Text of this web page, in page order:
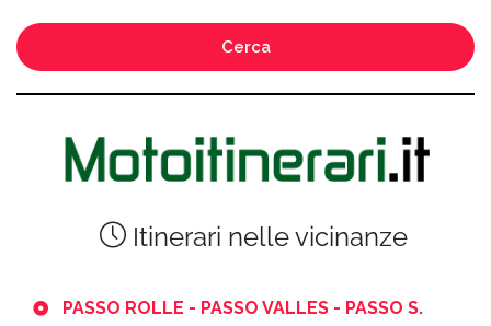
Cerca
Itinerari nelle vicinanze
PASSO ROLLE - PASSO VALLES - PASSO S.